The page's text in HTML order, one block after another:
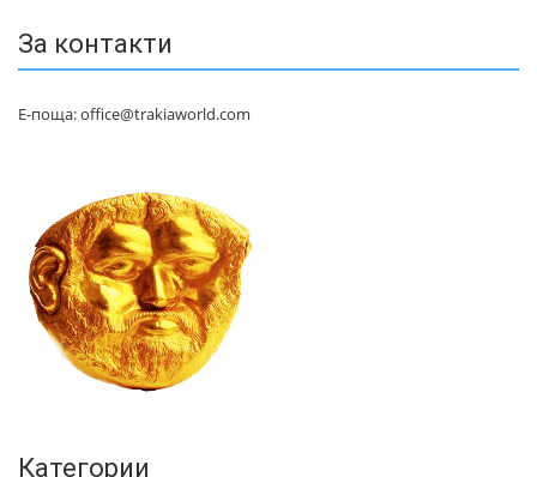
За контакти
Е-поща: office@trakiaworld.com
Категории